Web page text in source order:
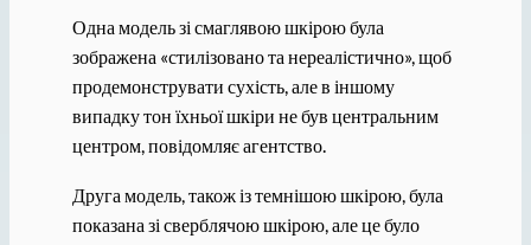
Одна модель зі смаглявою шкірою була
зображена «стилізовано та нереалістично», щоб
продемонструвати сухість, але в іншому
випадку тон їхньої шкіри не був центральним
центром, повідомляє агентство.
Друга модель, також із темнішою шкірою, була
показана зі сверблячою шкірою, але це було